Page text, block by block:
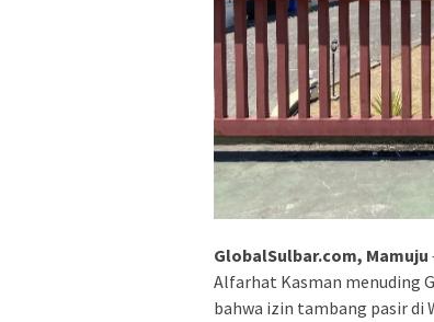
GlobalSulbar.com, Mamuju
Alfarhat Kasman menuding
bahwa izin tambang pasir di